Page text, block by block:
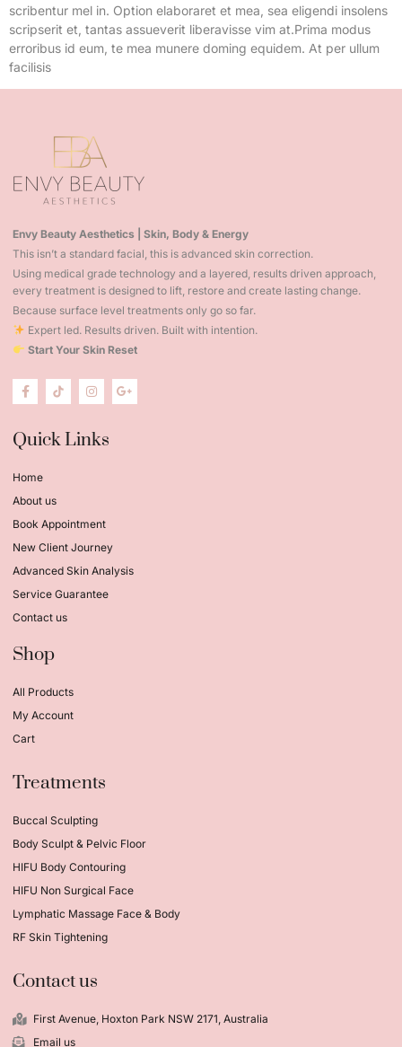
scribentur mel in. Option elaboraret et mea, sea eligendi insolens
scripserit et, tantas assueverit liberavisse vim at.Prima modus
erroribus id eum, te mea munere doming equidem. At per ullum
facilisis
Envy Beauty Aesthetics | Skin, Body & Energy
This isn’t a standard facial, this is advanced skin correction.
Using medical grade technology and a layered, results driven approach,
every treatment is designed to lift, restore and create lasting change.
Because surface level treatments only go so far.
Expert led. Results driven. Built with intention.
Start Your Skin Reset
Quick Links
Home
About us
Book Appointment
New Client Journey
Advanced Skin Analysis
Service Guarantee
Contact us
Shop
All Products
My Account
Cart
Treatments
Buccal Sculpting
Body Sculpt & Pelvic Floor
HIFU Body Contouring
HIFU Non Surgical Face
Lymphatic Massage Face & Body
RF Skin Tightening
Contact us
First Avenue, Hoxton Park NSW 2171, Australia
Email us